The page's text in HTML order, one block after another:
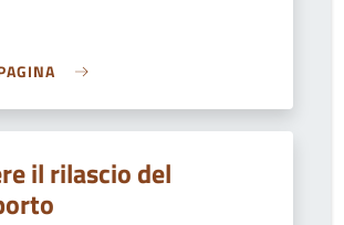
il rilascio del